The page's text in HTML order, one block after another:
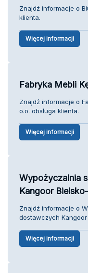
Znajdź informacje o
klienta.
Więcej informacji
Fabryka Mebli
Znajdź informacje o
o.o. obsługa klienta.
Więcej informacji
Wypożyczalnia
Kangoor Bielsko-
Znajdź informacje o
dostawczych Kangoor
Więcej informacji